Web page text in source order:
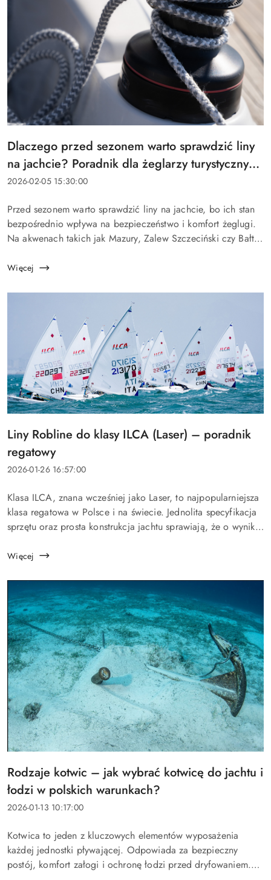
Tytuł
artykułu:
Dlaczego przed sezonem warto sprawdzić liny
na jachcie? Poradnik dla żeglarzy turystycznych
i regatowych
Data
2026-02-05 15:30:00
Treść
artykułu:
Przed sezonem warto sprawdzić liny na jachcie, bo ich stan
bezpośrednio wpływa na bezpieczeństwo i komfort żeglugi.
Na akwenach takich jak Mazury, Zalew Szczeciński czy Bałtyk
szot potrafi zeps...
Więcej
Tytuł
artykułu:
Liny Robline do klasy ILCA (Laser) – poradnik
regatowy
Data
2026-01-26 16:57:00
Treść
artykułu:
Klasa ILCA, znana wcześniej jako Laser, to najpopularniejsza
klasa regatowa w Polsce i na świecie. Jednolita specyfikacja
sprzętu oraz prosta konstrukcja jachtu sprawiają, że o wyniku
zawodnika, ale także...
Więcej
Tytuł
artykułu:
Rodzaje kotwic – jak wybrać kotwicę do jachtu i
łodzi w polskich warunkach?
Data
2026-01-13 10:17:00
Treść
artykułu:
Kotwica to jeden z kluczowych elementów wyposażenia
każdej jednostki pływającej. Odpowiada za bezpieczny
postój, komfort załogi i ochronę łodzi przed dryfowaniem.